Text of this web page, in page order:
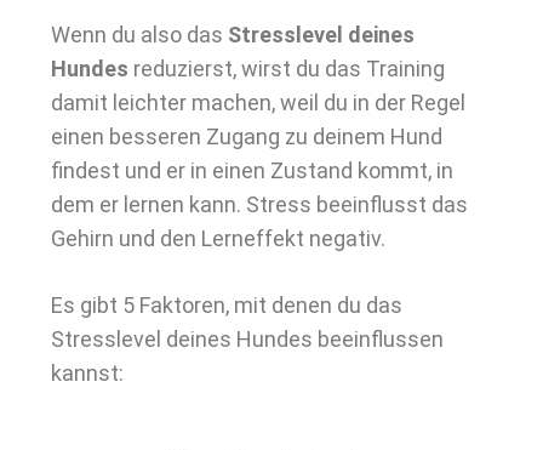
Wenn du also das Stresslevel deines
Hundes reduzierst, wirst du das Training
damit leichter machen, weil du in der Regel
einen besseren Zugang zu deinem Hund
findest und er in einen Zustand kommt, in
dem er lernen kann. Stress beeinflusst das
Gehirn und den Lerneffekt negativ.
Es gibt 5 Faktoren, mit denen du das
Stresslevel deines Hundes beeinflussen
kannst: